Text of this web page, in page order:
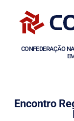
CONFEDERAÇÃO
Encontro